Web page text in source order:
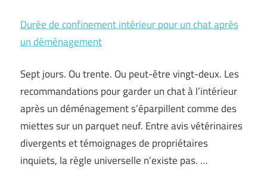
Durée de confinement intérieur pour un chat après
un déménagement
Sept jours. Ou trente. Ou peut-être vingt-deux. Les
recommandations pour garder un chat à l’intérieur
après un déménagement s’éparpillent comme des
miettes sur un parquet neuf. Entre avis vétérinaires
divergents et témoignages de propriétaires
inquiets, la règle universelle n’existe pas. …